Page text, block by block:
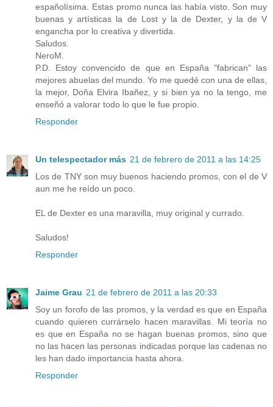
españolísima. Estas promo nunca las había visto. Son muy
buenas y artísticas la de Lost y la de Dexter, y la de V
engancha por lo creativa y divertida.
Saludos.
NeroM.
P.D. Estoy convencido de que en España "fabrican" las
mejores abuelas del mundo. Yo me quedé con una de ellas,
la mejor, Doña Elvira Ibañez, y si bien ya no la tengo, me
enseñó a valorar todo lo que le fue propio.
Responder
Un telespectador más 21 de febrero de 2011 a las 14:25
Los de TNY son muy buenos haciendo promos, con el de V
aun me he reído un poco.
EL de Dexter es una maravilla, muy original y currado.
Saludos!
Responder
Jaime Grau 21 de febrero de 2011 a las 20:33
Soy un forofo de las promos, y la verdad es que en España
cuando quieren currárselo hacen maravillas. Mi teoría no
es que en España no se hagan buenas promos, sino que
no las hacen las personas indicadas porque las cadenas no
les han dado importancia hasta ahora.
Responder